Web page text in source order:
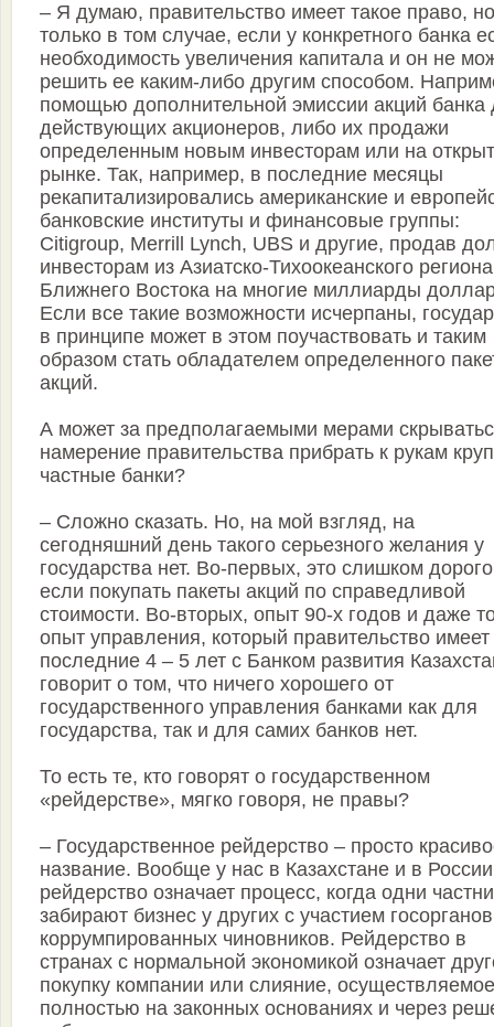
– Я думаю, правительство имеет такое право, но
только в том случае, если у конкретного банка
необходимость увеличения капитала и он не
решить ее каким-либо другим способом.
помощью дополнительной эмиссии акций банка
действующих акционеров, либо их продажи
определенным новым инвесторам или на
рынке. Так, например, в последние месяцы
рекапитализировались американские и
банковские институты и финансовые группы:
Citigroup, Merrill Lynch, UBS и другие, продав
инвесторам из Азиатско-Тихоокеанского
Ближнего Востока на многие миллиарды
Если все такие возможности исчерпаны,
в принципе может в этом поучаствовать и таким
образом стать обладателем определенного
акций.
А может за предполагаемыми мерами
намерение правительства прибрать к рукам
частные банки?
– Сложно сказать. Но, на мой взгляд, на
сегодняшний день такого серьезного желания у
государства нет. Во-первых, это слишком
если покупать пакеты акций по справедливой
стоимости. Во-вторых, опыт 90-х годов и даже
опыт управления, который правительство имеет
последние 4 – 5 лет с Банком развития
говорит о том, что ничего хорошего от
государственного управления банками как для
государства, так и для самих банков нет.
То есть те, кто говорят о государственном
«рейдерстве», мягко говоря, не правы?
– Государственное рейдерство – просто
название. Вообще у нас в Казахстане и в России
рейдерство означает процесс, когда одни
забирают бизнес у других с участием
коррумпированных чиновников. Рейдерство в
странах с нормальной экономикой означает
покупку компании или слияние, осуществляемое
полностью на законных основаниях и через